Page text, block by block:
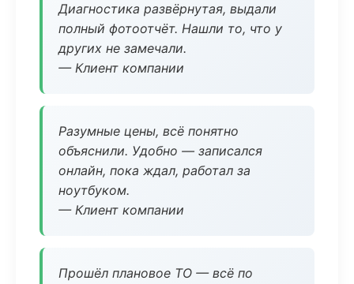
Диагностика развёрнутая, выдали
полный фотоотчёт. Нашли то, что у
других не замечали.
— Клиент компании
Разумные цены, всё понятно
объяснили. Удобно — записался
онлайн, пока ждал, работал за
ноутбуком.
— Клиент компании
Прошёл плановое ТО — всё по